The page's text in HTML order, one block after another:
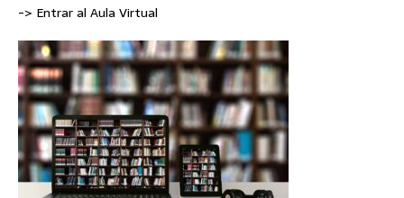
-> Entrar al Aula Virtual